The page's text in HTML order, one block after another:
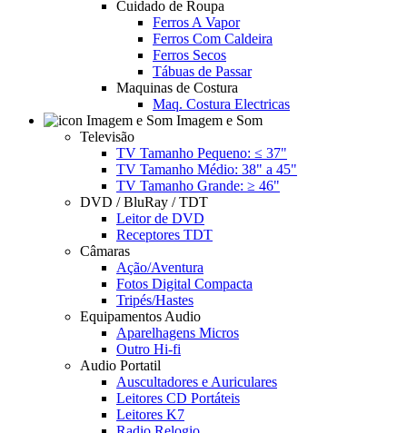
Cuidado de Roupa
Ferros A Vapor
Ferros Com Caldeira
Ferros Secos
Tábuas de Passar
Maquinas de Costura
Maq. Costura Electricas
Imagem e Som
Televisão
TV Tamanho Pequeno: ≤ 37"
TV Tamanho Médio: 38" a 45"
TV Tamanho Grande: ≥ 46"
DVD / BluRay / TDT
Leitor de DVD
Receptores TDT
Câmaras
Ação/Aventura
Fotos Digital Compacta
Tripés/Hastes
Equipamentos Audio
Aparelhagens Micros
Outro Hi-fi
Audio Portatil
Auscultadores e Auriculares
Leitores CD Portáteis
Leitores K7